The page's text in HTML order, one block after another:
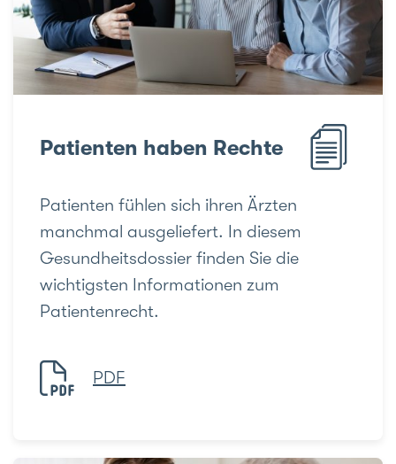
Patienten haben Rechte
Patienten fühlen sich ihren Ärzten
manchmal ausgeliefert. In diesem
Gesundheitsdossier finden Sie die
wichtigsten Informationen zum
Patientenrecht.
PDF